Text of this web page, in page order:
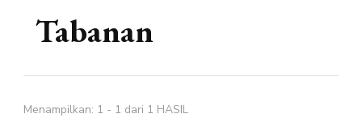
Tabanan
Menampilkan: 1 - 1 dari 1 HASIL